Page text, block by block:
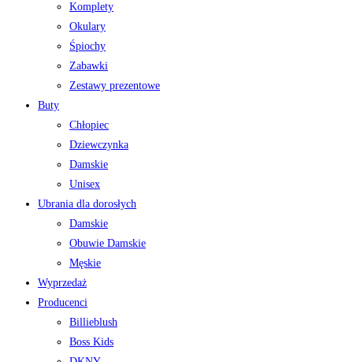
Komplety
Okulary
Śpiochy
Zabawki
Zestawy prezentowe
Buty
Chłopiec
Dziewczynka
Damskie
Unisex
Ubrania dla dorosłych
Damskie
Obuwie Damskie
Męskie
Wyprzedaż
Producenci
Billieblush
Boss Kids